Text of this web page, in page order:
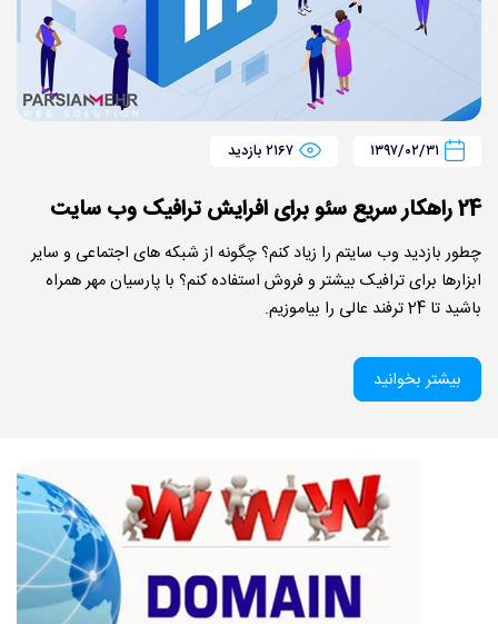
۱۳۹۷/۰۲/۳۱ ۲۱۶۷ بازدید
24 راهکار سریع سئو برای افرایش ترافیک وب سایت
چطور بازدید وب سایتم را زیاد کنم؟ چگونه از شبکه های اجتماعی و سایر
ابزارها برای ترافیک بیشتر و فروش استفاده کنم؟ با پارسیان مهر همراه
باشید تا 24 ترفند عالی را بیاموزیم.
بیشتر بخوانید